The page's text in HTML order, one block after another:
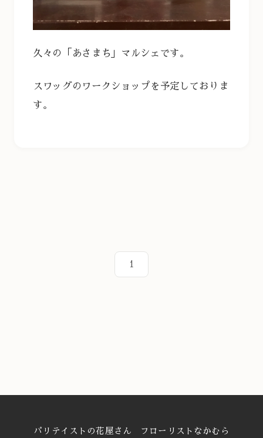
久々の「あさまち」マルシェです。
スワッグのワークショップを予定しておりま
す。
1
パリテイストの花屋さん フローリストなかむら